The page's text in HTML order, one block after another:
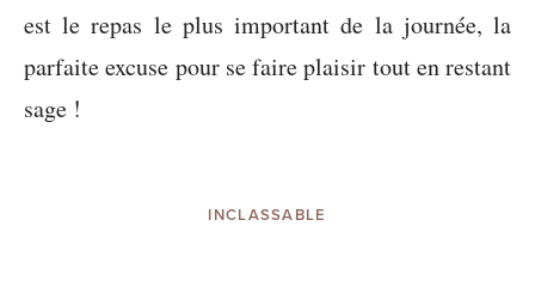
est le repas le plus important de la journée, la
parfaite excuse pour se faire plaisir tout en restant
sage !
INCLASSABLE